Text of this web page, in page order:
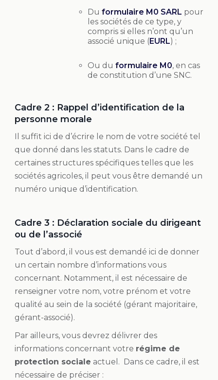
Du formulaire M0 SARL pour
les sociétés de ce type, y
compris si elles n’ont qu’un
associé unique (EURL) ;
Ou du formulaire M0, en cas
de constitution d’une SNC.
Cadre 2 : Rappel d’identification de la
personne morale
Il suffit ici de d’écrire le nom de votre société tel
que donné dans les statuts. Dans le cadre de
certaines structures spécifiques telles que les
sociétés agricoles, il peut vous être demandé un
numéro unique d’identification.
Cadre 3 : Déclaration sociale du dirigeant
ou de l’associé
Tout d’abord, il vous est demandé ici de donner
un certain nombre d’informations vous
concernant. Notamment, il est nécessaire de
renseigner votre nom, votre prénom et votre
qualité au sein de la société (gérant majoritaire,
gérant-associé).
Par ailleurs, vous devrez délivrer des
informations concernant votre régime de
protection sociale actuel. Dans ce cadre, il est
nécessaire de préciser :